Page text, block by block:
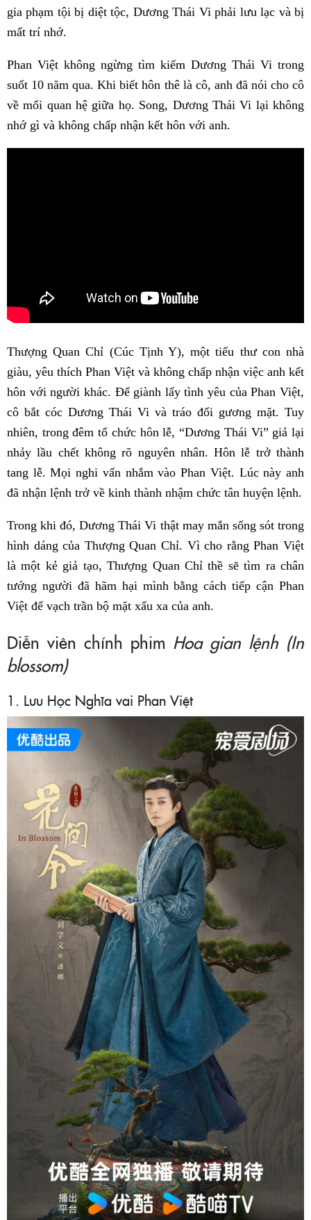
gia phạm tội bị diệt tộc, Dương Thái Vi phải lưu lạc và bị
mất trí nhớ.
Phan Việt không ngừng tìm kiếm Dương Thái Vi trong
suốt 10 năm qua. Khi biết hôn thê là cô, anh đã nói cho cô
về mối quan hệ giữa họ. Song, Dương Thái Vi lại không
nhớ gì và không chấp nhận kết hôn với anh.
Thượng Quan Chỉ (Cúc Tịnh Y), một tiểu thư con nhà
giàu, yêu thích Phan Việt và không chấp nhận việc anh kết
hôn với người khác. Để giành lấy tình yêu của Phan Việt,
cô bắt cóc Dương Thái Vi và tráo đổi gương mặt. Tuy
nhiên, trong đêm tổ chức hôn lễ, “Dương Thái Vi” giả lại
nhảy lầu chết không rõ nguyên nhân. Hôn lễ trở thành
tang lễ. Mọi nghi vấn nhắm vào Phan Việt. Lúc này anh
đã nhận lệnh trở về kinh thành nhậm chức tân huyện lệnh.
Trong khi đó, Dương Thái Vi thật may mắn sống sót trong
hình dáng của Thượng Quan Chỉ. Vì cho rằng Phan Việt
là một kẻ giả tạo, Thượng Quan Chỉ thề sẽ tìm ra chân
tướng người đã hãm hại mình bằng cách tiếp cận Phan
Việt để vạch trần bộ mặt xấu xa của anh.
Diễn viên chính phim Hoa gian lệnh (In
blossom)
1. Lưu Học Nghĩa vai Phan Việt